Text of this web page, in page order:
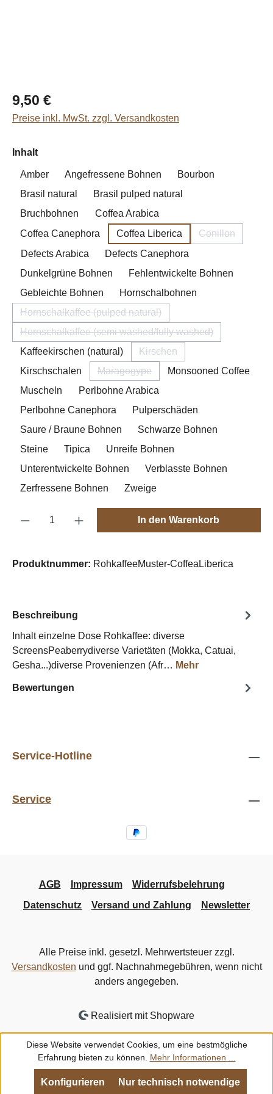
Regulärer Preis:
9,50 €
Preise inkl. MwSt. zzgl. Versandkosten
Inhaltauswählen
Amber Angefressene Bohnen
Bourbon
Brasil natural
Brasil pulped natural
Bruchbohnen
Coffea Arabica
Coffea Canephora
Coffea Liberica Conillon
Defects Arabica
Defects Canephora
Dunkelgrüne Bohnen
Fehlentwickelte Bohnen
Gebleichte Bohnen
Hornschalbohnen
Hornschalkaffee (pulped natural)
(Diese Option ist zurzeit nicht verfügbar.)
Hornschalkaffee (semi washed/fully washed)
(Diese Option ist zurzeit nicht verfügbar.)
Kaffeekirschen (natural) Kirschen
(Diese Option ist zurzeit nicht
Kirschschalen Maragogype
(Diese Option ist zurzeit nicht
Monsooned Coffee
Muscheln
Perlbohne Arabica
Perlbohne Canephora
Pulperschäden
Saure / Braune Bohnen
Schwarze Bohnen
Steine
Tipica
Unreife Bohnen
Unterentwickelte Bohnen
Verblasste Bohnen
Zerfressene Bohnen
Zweige
Produkt Anzahl: Gib den gewünschten
In den Warenkorb
Produktnummer: RohkaffeeMuster-CoffeaLiberica
Beschreibung
Inhalt einzelne Dose Rohkaffee: diverse
ScreensPeaberrydiverse Varietäten (Mokka, Catuai,
Gesha...)diverse Provenienzen (Afr… Mehr
Bewertungen
Service-Hotline
Service
AGB Impressum
Widerrufsbelehrung
Datenschutz
Versand und Zahlung Newsletter
Alle Preise inkl. gesetzl. Mehrwertsteuer zzgl.
Versandkosten und ggf. Nachnahmegebühren, wenn nicht
anders angegeben.
Realisiert mit Shopware
Diese Website verwendet Cookies, um eine bestmögliche
Erfahrung bieten zu können. Mehr Informationen ...
Nur technisch notwendige
Konfigurieren